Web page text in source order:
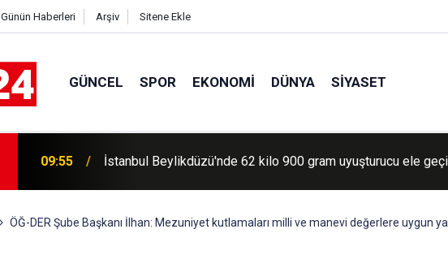
Günün Haberleri Arşiv Sitene Ekle
GÜNCEL SPOR EKONOMI DÜNYA SIYASET
09:46 İspanya'daki görevini tamamlayan yangın söndürme uçakları
ÖĞ-DER Şube Başkanı İlhan: Mezuniyet kutlamaları milli ve manevi değerlere uygun